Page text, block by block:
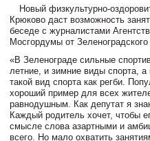
Новый физкультурно-
Крюково даст возможность
беседе с журналистами
Мосгордумы от
«В Зеленограде сильные
летние, и зимние виды спорта,
такой вид спорта как регби.
хороший пример для всех
равнодушным. Как депутат я
Каждый родитель хочет, чтобы
смысле слова азартными и
всего. Но мало охватить